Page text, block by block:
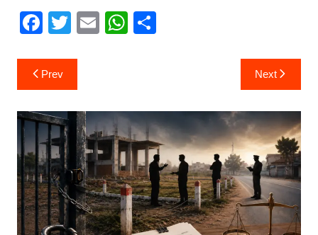
F
c
e
b
o
o
k
T
itt
er
E W
A
p
p
S
Post
navigation
Prev Next